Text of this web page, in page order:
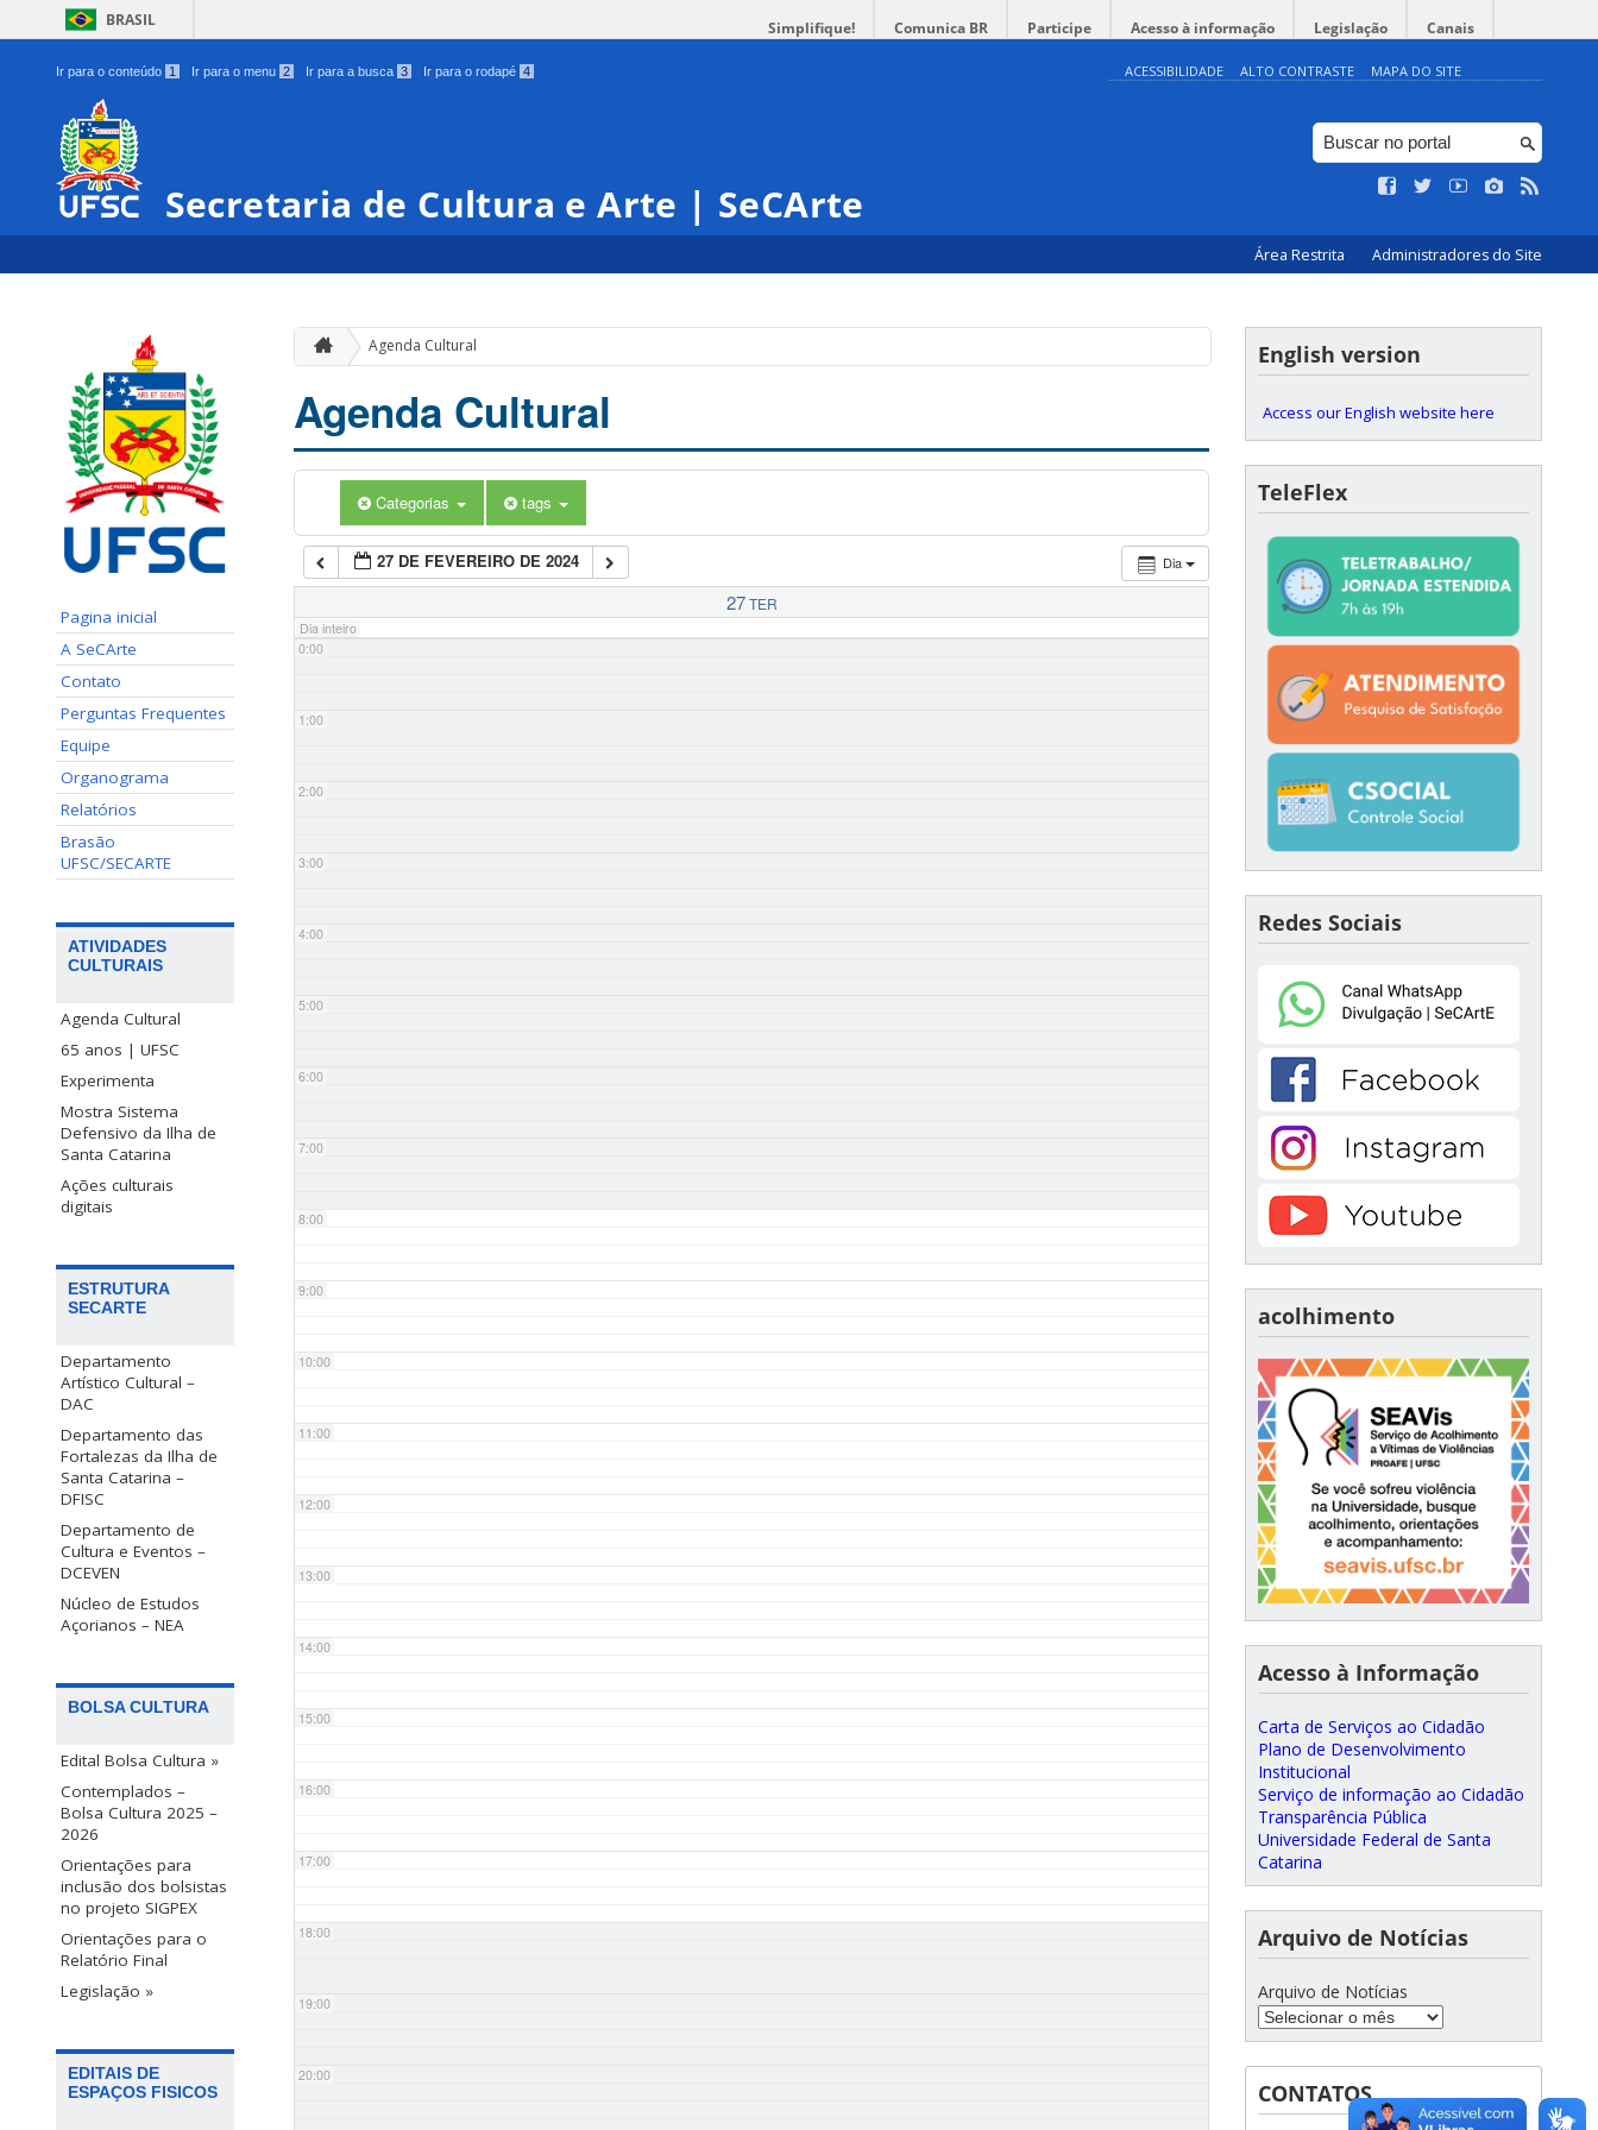
BRASIL Simplifique! Comunica BR Participe Acesso à informação Legislação Canais
Ir para o conteúdo 1 Ir para o menu 2 Ir para a busca 3 Ir para o rodapé 4 ACESSIBILIDADE ALTO CONTRASTE MAPA DO SITE
Secretaria de Cultura e Arte | SeCArte
Área Restrita Administradores do Site
Pagina inicial
A SeCArte
Contato
Perguntas Frequentes
Equipe
Organograma
Relatórios
Brasão
UFSC/SECARTE
ATIVIDADES
CULTURAIS
Agenda Cultural
65 anos | UFSC
Experimenta
Mostra Sistema
Defensivo da Ilha de
Santa Catarina
Ações culturais
digitais
ESTRUTURA
SECARTE
Departamento
Artístico Cultural –
DAC
Departamento das
Fortalezas da Ilha de
Santa Catarina –
DFISC
Departamento de
Cultura e Eventos –
DCEVEN
Núcleo de Estudos
Açorianos – NEA
BOLSA CULTURA
Edital Bolsa Cultura »
Contemplados –
Bolsa Cultura 2025 –
2026
Orientações para
inclusão dos bolsistas
no projeto SIGPEX
Orientações para o
Relatório Final
Legislação »
EDITAIS DE
ESPAÇOS FISICOS
Agenda Cultural
Agenda Cultural
Categorias tags
Dia
27 DE FEVEREIRO DE 2024
27 TER
Dia inteiro
0:00
1:00
2:00
3:00
4:00
5:00
6:00
7:00
8:00
9:00
10:00
11:00
12:00
13:00
14:00
15:00
16:00
17:00
18:00
19:00
20:00
English version
Access our English website here
TeleFlex
Redes Sociais
acolhimento
Acesso à Informação
Carta de Serviços ao Cidadão
Plano de Desenvolvimento
Institucional
Serviço de informação ao Cidadão
Transparência Pública
Universidade Federal de Santa
Catarina
Arquivo de Notícias
Arquivo de Notícias
CONTATOS